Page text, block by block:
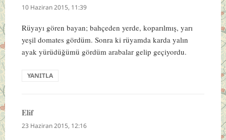
ki:
10 Haziran 2015, 11:39
Rüyayı gören bayan; bahçeden yerde, koparılmış, yarı
yeşil domates gördüm. Sonra ki rüyamda karda yalın
ayak yürüdüğümü gördüm arabalar gelip geçiyordu.
YANITLA
Elifdedi
ki:
23 Haziran 2015, 12:16